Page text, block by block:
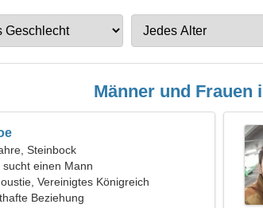
Männer und Frauen
Steinbock
sucht einen Mann
Vereinigtes Königreich
Beziehung